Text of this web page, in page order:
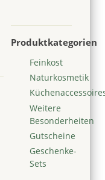
Produktkategorien
Feinkost
Naturkosmetik
Weitere
Besonderheiten
Gutscheine
Geschenke-
Sets